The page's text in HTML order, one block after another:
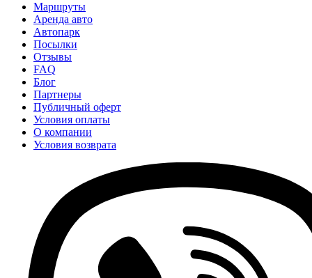
Маршруты
Аренда авто
Автопарк
Посылки
Отзывы
FAQ
Блог
Партнеры
Публичный оферт
Условия оплаты
О компании
Условия возврата